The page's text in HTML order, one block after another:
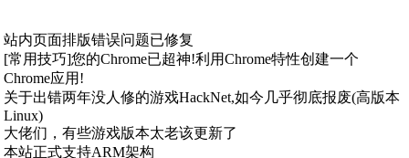
站内页面排版错误问题已修复
[常用技巧]您的Chrome已超神!利用Chrome特性创建一个
Chrome应用!
关于出错两年没人修的游戏HackNet,如今几乎彻底报废(高版本
Linux)
大佬们，有些游戏版本太老该更新了
本站正式支持ARM架构